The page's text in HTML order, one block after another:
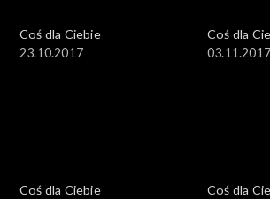
Coś dla Ciebie
23.10.2017
Coś dla
03.11.2017
Coś dla Ciebie
Coś dla